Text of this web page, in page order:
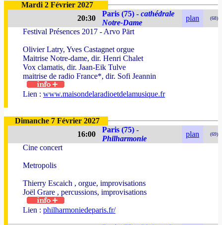
Mardi 2 Février 2027
20:30
Paris (75) - cathédrale
Notre-Dame
plan (68)
Festival Présences 2017 - Arvo Pärt
Olivier Latry, Yves Castagnet orgue
Maitrise Notre-dame, dir. Henri Chalet
Vox clamatis, dir. Jaan-Eik Tulve
maitrise de radio France*, dir. Sofi Jeannin
Lien : www.maisondelaradioetdelamusique.fr
Dimanche 7 Février 2027
16:00
Paris (75) -
Philharmonie
plan (69)
Cine concert
Metropolis
Thierry Escaich , orgue, improvisations
Joël Grare , percussions, improvisations
Lien : philharmoniedeparis.fr/